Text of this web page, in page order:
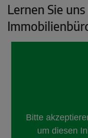
Lernen Sie